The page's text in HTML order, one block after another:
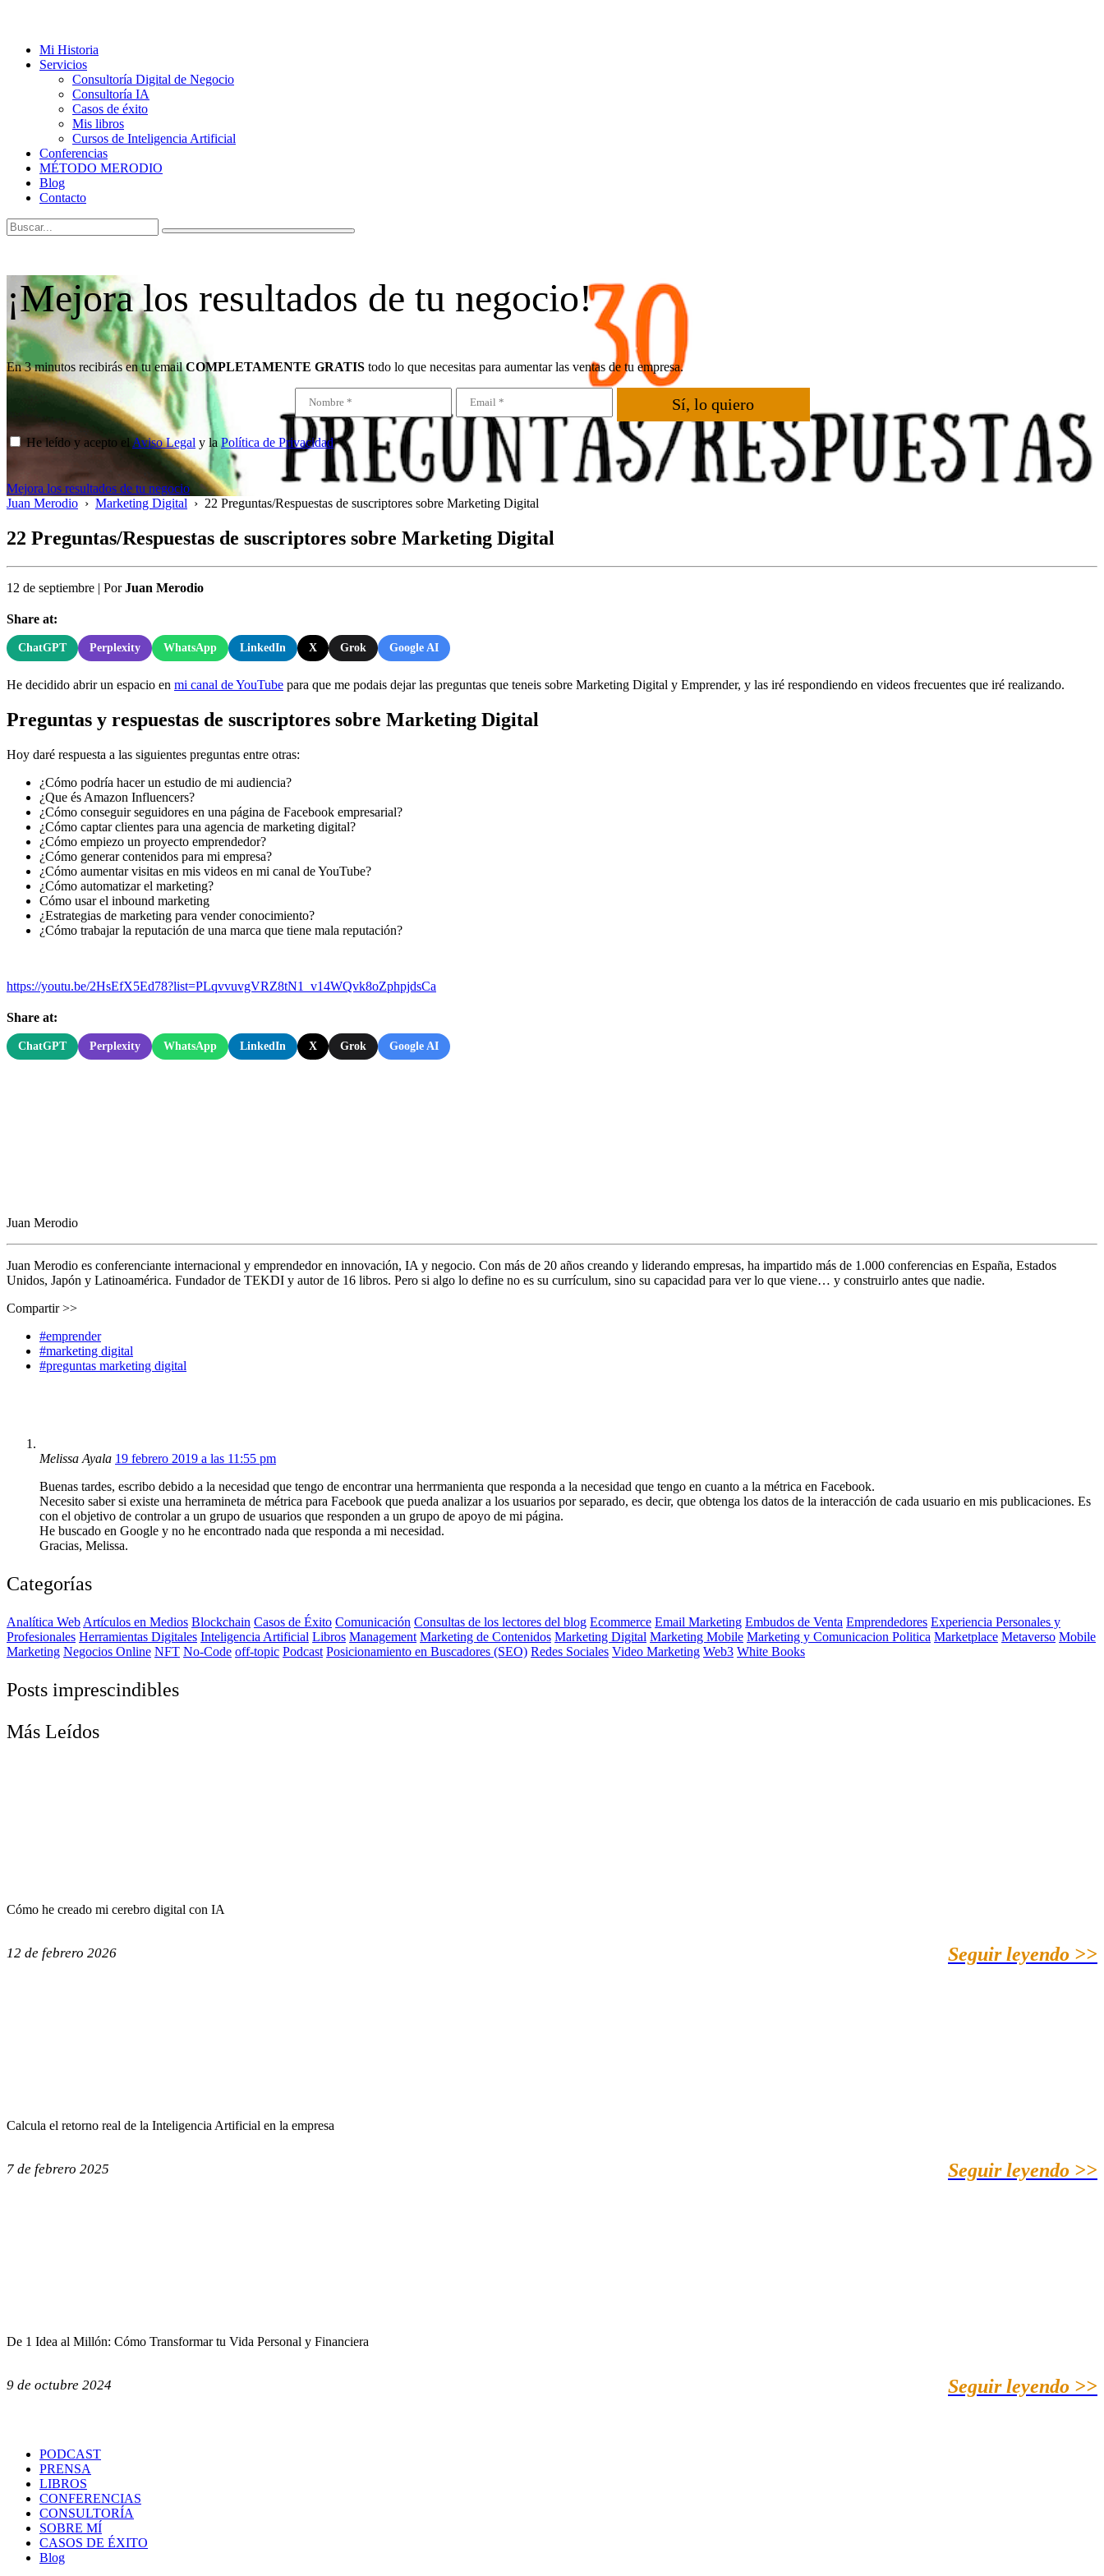
Mi Historia
Servicios
Consultoría Digital de Negocio
Consultoría IA
Casos de éxito
Mis libros
Cursos de Inteligencia Artificial
Conferencias
MÉTODO MERODIO
Blog
Contacto
¡Mejora los resultados de tu negocio!
En 3 minutos recibirás en tu emailCOMPLETAMENTE GRATIS todo lo que necesitas para aumentar las ventas de tu empresa.
Sí, lo quiero
He leído y acepto el Aviso Legal y la Política de Privacidad*
Mejora los resultados de tu negocio
Juan Merodio › Marketing Digital › 22 Preguntas/Respuestas de suscriptores sobre Marketing Digital
22 Preguntas/Respuestas de suscriptores sobre Marketing Digital
12 de septiembre | PorJuan Merodio
Share at:
ChatGPT Perplexity WhatsApp LinkedIn X Grok Google AI
He decidido abrir un espacio en mi canal de YouTube para que me podais dejar las preguntas que teneis sobre Marketing Digital y Emprender, y las iré respondiendo en videos frecuentes que iré realizando.
Preguntas y respuestas de suscriptores sobre Marketing Digital
Hoy daré respuesta a las siguientes preguntas entre otras:
¿Cómo podría hacer un estudio de mi audiencia?
¿Que és Amazon Influencers?
¿Cómo conseguir seguidores en una página de Facebook empresarial?
¿Cómo captar clientes para una agencia de marketing digital?
¿Cómo empiezo un proyecto emprendedor?
¿Cómo generar contenidos para mi empresa?
¿Cómo aumentar visitas en mis videos en mi canal de YouTube?
¿Cómo automatizar el marketing?
Cómo usar el inbound marketing
¿Estrategias de marketing para vender conocimiento?
¿Cómo trabajar la reputación de una marca que tiene mala reputación?
https://youtu.be/2HsEfX5Ed78?list=PLqvvuvgVRZ8tN1_v14WQvk8oZphpjdsCa
Share at:
ChatGPT Perplexity WhatsApp LinkedIn X Grok Google AI
Juan Merodio
Juan Merodio es conferenciante internacional y emprendedor en innovación, IA y negocio. Con más de 20 años creando y liderando empresas, ha impartido más de 1.000 conferencias en España, Estados
Unidos, Japón y Latinoamérica. Fundador de TEKDI y autor de 16 libros. Pero si algo lo define no es su currículum, sino su capacidad para ver lo que viene… y construirlo antes que nadie.
Compartir >>
#emprender
#marketing digital
#preguntas marketing digital
Melissa Ayala 19 febrero 2019 a las 11:55 pm
Buenas tardes, escribo debido a la necesidad que tengo de encontrar una herrmanienta que responda a la necesidad que tengo en cuanto a la métrica en Facebook.
Necesito saber si existe una herramineta de métrica para Facebook que pueda analizar a los usuarios por separado, es decir, que obtenga los datos de la interacción de cada usuario en mis publicaciones. Es
con el objetivo de controlar a un grupo de usuarios que responden a un grupo de apoyo de mi página.
He buscado en Google y no he encontrado nada que responda a mi necesidad.
Gracias, Melissa.
Categorías
Analítica Web Artículos en Medios Blockchain Casos de Éxito Comunicación Consultas de los lectores del blog Ecommerce Email Marketing Embudos de Venta Emprendedores Experiencia Personales y
Profesionales Herramientas Digitales Inteligencia Artificial Libros Management Marketing de Contenidos Marketing Digital Marketing Mobile Marketing y Comunicacion Politica Marketplace Metaverso Mobile
Marketing Negocios Online NFT No-Code off-topic Podcast Posicionamiento en Buscadores (SEO) Redes Sociales Video Marketing Web3 White Books
Posts imprescindibles
Más Leídos
Cómo he creado mi cerebro digital con IA
12 de febrero 2026 Seguir leyendo >>
Calcula el retorno real de la Inteligencia Artificial en la empresa
7 de febrero 2025 Seguir leyendo >>
De 1 Idea al Millón: Cómo Transformar tu Vida Personal y Financiera
9 de octubre 2024 Seguir leyendo >>
PODCAST
PRENSA
LIBROS
CONFERENCIAS
CONSULTORÍA
SOBRE MÍ
CASOS DE ÉXITO
Blog